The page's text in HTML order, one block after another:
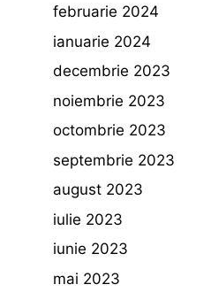
februarie 2024
ianuarie 2024
decembrie 2023
noiembrie 2023
octombrie 2023
septembrie 2023
august 2023
iulie 2023
iunie 2023
mai 2023